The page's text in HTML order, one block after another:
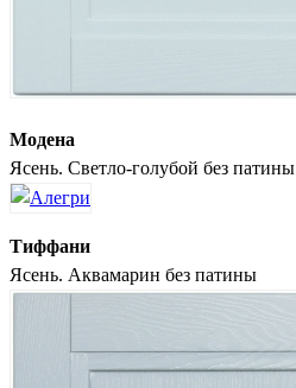
Модена
Ясень. Светло-голубой без патины
Тиффани
Ясень. Аквамарин без патины